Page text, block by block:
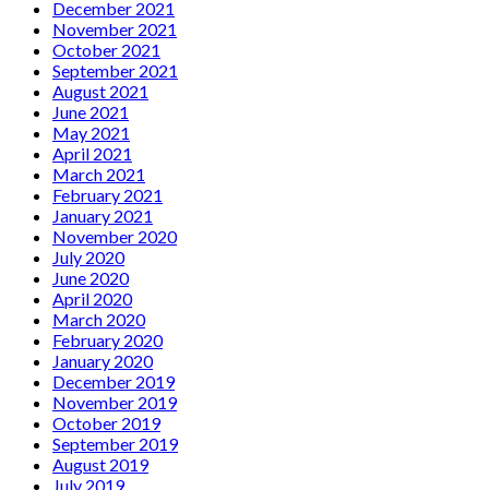
December 2021
November 2021
October 2021
September 2021
August 2021
June 2021
May 2021
April 2021
March 2021
February 2021
January 2021
November 2020
July 2020
June 2020
April 2020
March 2020
February 2020
January 2020
December 2019
November 2019
October 2019
September 2019
August 2019
July 2019